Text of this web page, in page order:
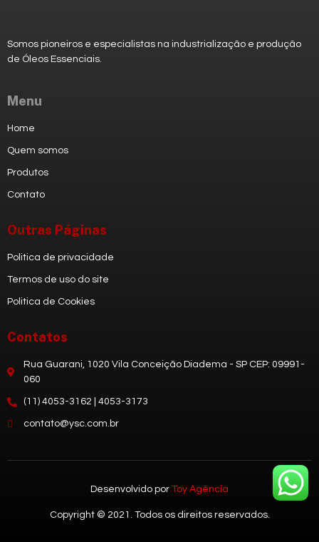
Somos pioneiros e especialistas na industrialização e produção
de Óleos Essenciais.
Menu
Home
Quem somos
Produtos
Contato
Outras Páginas
Politica de privacidade
Termos de uso do site
Politica de Cookies
Contatos
Rua Guarani, 1020 Vila Conceição Diadema - SP CEP: 09991-
060
(11) 4053-3162 | 4053-3173
contato@ysc.com.br
Desenvolvido por Toy Agência
Copyright © 2021. Todos os direitos reservados.